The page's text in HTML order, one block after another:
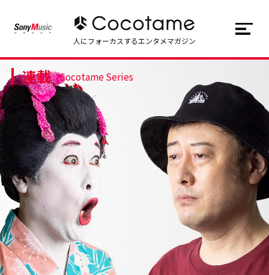
トップ Top
記事一覧 Articles
連載一覧 Series
Cocotameとは
JP EN
人にフォーカスするエンタメマガジン
連載 Cocotame Series